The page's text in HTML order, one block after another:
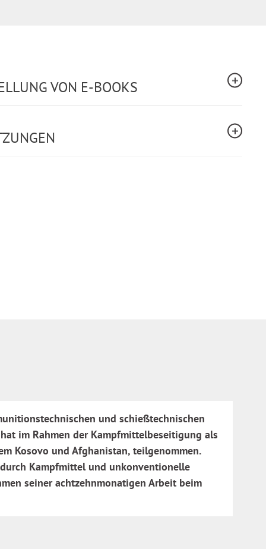
VON E-BOOKS
und schießtechnischen
im Rahmen der Kampfmittelbeseitigung als
Kosovo und Afghanistan, teilgenommen.
Kampfmittel und unkonventionelle
seiner achtzehnmonatigen Arbeit beim